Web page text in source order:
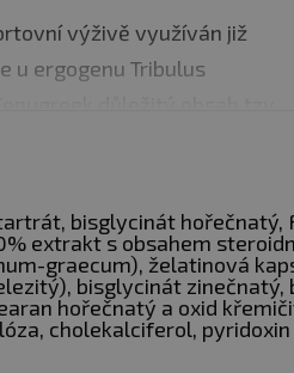
výživě využíván již
u ergogenu Tribulus
saponinů. Mezi
extrakt s obsahem 750 mg
využitelnost.
bisglycinát hořečnatý,
extrakt s obsahem
graecum), želatinová
bisglycinát zinečnatý,
hořečnatý a oxid
cholekalciferol,